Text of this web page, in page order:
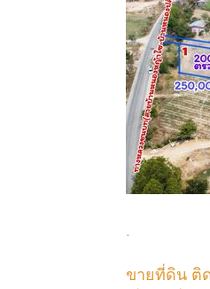
.
ขายที่ดิน ติ